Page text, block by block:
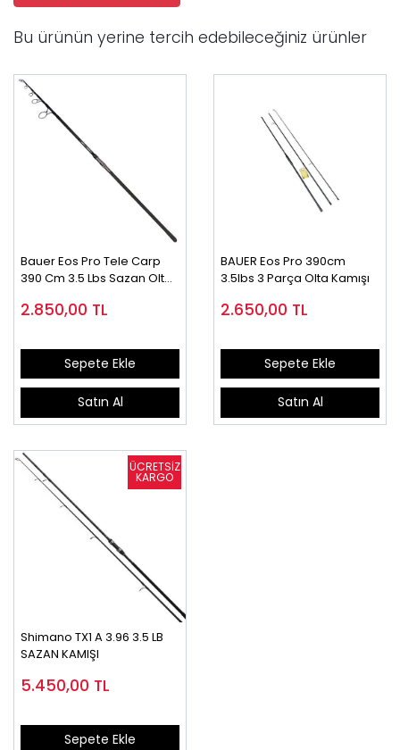
Bu ürünün yerine tercih edebileceğiniz ürünler
Bauer Eos Pro Tele Carp
390 Cm 3.5 Lbs Sazan Olta
2.850,00 TL
Sepete Ekle
Satın Al
BAUER Eos Pro 390cm
3.5lbs 3 Parça Olta Kamışı
2.650,00 TL
Sepete Ekle
Satın Al
Shimano TX1 A 3.96 3.5 LB
SAZAN KAMIŞI
5.450,00 TL
Sepete Ekle